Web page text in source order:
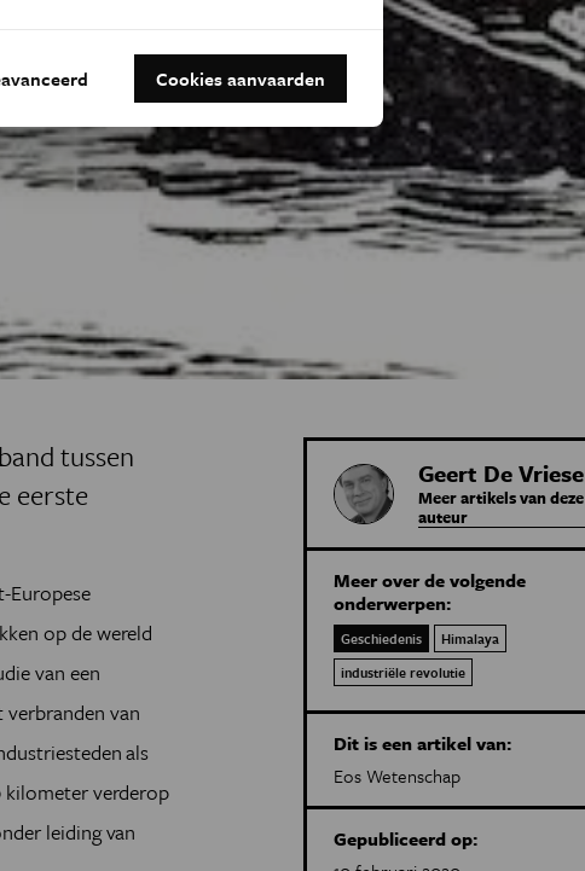
tussen
eerste
Europese
op de wereld
van een
van
als
kilometer verderop
leiding van
Geert De Vriese
Meer artikels van deze
auteur
Meer over de volgende
onderwerpen:
Geschiedenis
Himalaya
industriële revolutie
Dit is een artikel van:
Eos Wetenschap
Gepubliceerd op:
Cookies aanvaarden